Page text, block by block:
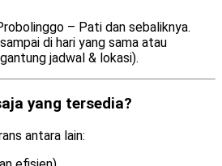
– Pati dan sebaliknya.
di hari yang sama atau
jadwal & lokasi).
yang tersedia?
antara lain: